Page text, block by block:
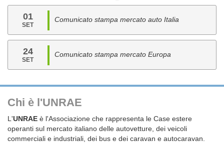
01
SET
Comunicato stampa mercato auto Italia
24
SET
Comunicato stampa mercato Europa
Chi è l'UNRAE
L'UNRAE è l'Associazione che rappresenta le Case estere
operanti sul mercato italiano delle autovetture, dei veicoli
commerciali e industriali, dei bus e dei caravan e autocaravan.